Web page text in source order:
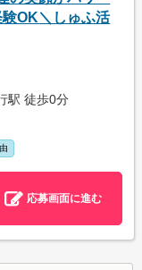
OK＼しゅふ活
駅 徒歩0分
応募画面に進む